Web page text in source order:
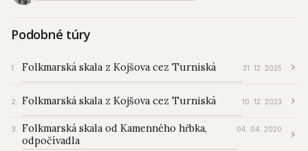
Podobné túry
Folkmarská skala z Kojšova cez Turniská 31. 12. 2025
Folkmarská skala z Kojšova cez Turniská 10. 12. 2023
Folkmarská skala od Kamenného hŕbka,
odpočívadla
04. 04. 2020